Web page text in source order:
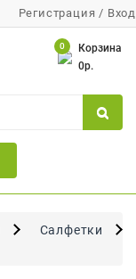
Регистрация / Вход
Корзина
0
0р.
Салфетки